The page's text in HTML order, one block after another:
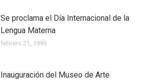
Se proclama el Día Internacional de la
Lengua Materna
febrero 21, 1999
Inauguración del Museo de Arte